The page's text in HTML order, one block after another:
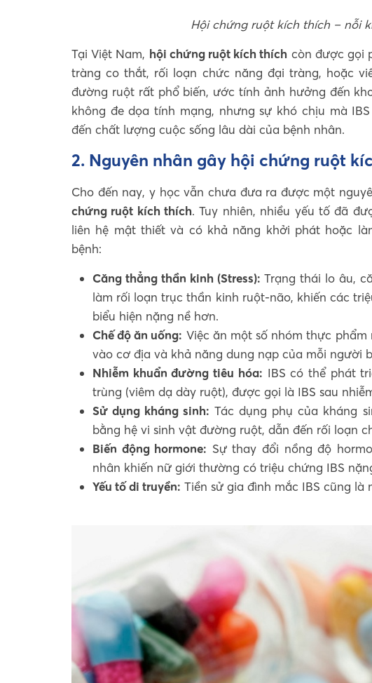
Hội chứng ruột kích thích – nỗi
Tại Việt Nam, hội chứng ruột kích thích còn được gọi
tràng co thắt, rối loạn chức năng đại tràng, hoặc
đường ruột rất phổ biến, ước tính ảnh hưởng đến
không đe dọa tính mạng, nhưng sự khó chịu mà
đến chất lượng cuộc sống lâu dài của bệnh nhân.
2. Nguyên nhân gây hội chứng ruột
Cho đến nay, y học vẫn chưa đưa ra được một
chứng ruột kích thích. Tuy nhiên, nhiều yếu tố đã
liên hệ mật thiết và có khả năng khởi phát hoặc
bệnh:
Căng thẳng thần kinh (Stress): Trạng thái lo âu,
làm rối loạn trục thần kinh ruột-não, khiến các
biểu hiện nặng nề hơn.
Chế độ ăn uống: Việc ăn một số nhóm thực
vào cơ địa và khả năng dung nạp của mỗi người
Nhiễm khuẩn đường tiêu hóa: IBS có thể phát
trùng (viêm dạ dày ruột), được gọi là IBS sau
Sử dụng kháng sinh: Tác dụng phụ của kháng
bằng hệ vi sinh vật đường ruột, dẫn đến rối loạn
Biến động hormone: Sự thay đổi nồng độ
nhân khiến nữ giới thường có triệu chứng IBS
Yếu tố di truyền: Tiền sử gia đình mắc IBS cũng